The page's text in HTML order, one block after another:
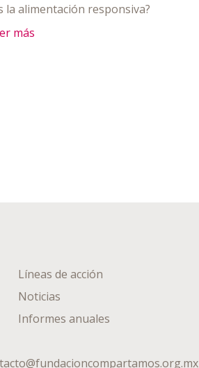
la alimentación responsiva?
más
Líneas de acción
Noticias
Informes anuales